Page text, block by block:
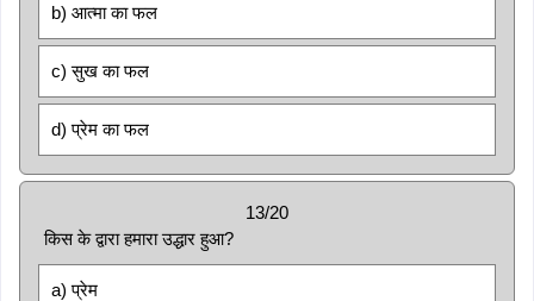
b) आत्मा का फल
c) सुख का फल
d) प्रेम का फल
13/20
किस के द्वारा हमारा उद्धार हुआ?
a) प्रेम